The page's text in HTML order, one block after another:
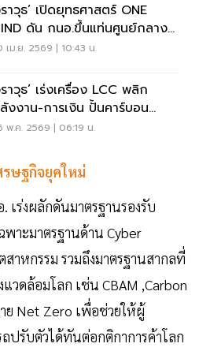
ราวุธ’ เปิดยุทธศาสตร์ ONE
ดัน กนอ.ขึ้นแท่นศูนย์กลาง
ทุนโลก
เม.ย. 2569 | 10:43 น.
ราวุธ’ เร่งเครื่อง LCC พลิก
งงาน-การเงิน ปั้นคาร์บอน
รดิตไทยบุกตลาดโลก
พ.ค. 2569 | 06:19 น.
รษฐกิจยุคใหม่
เร่งผลักดันมาตรฐานรองรับ
พาะมาตรฐานด้าน Cyber
าหกรรม รวมถึงมาตรฐานสากลที่
แวดล้อมโลก เช่น CBAM ,Carbon
Net Zero เพื่อช่วยให้ผู้
ปรับตัวได้ทันต่อกติกาการค้าโลก